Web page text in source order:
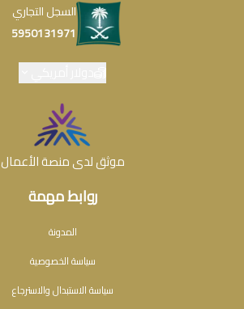
روابط مهمة
المدونة
سياسة الخصوصية
سياسة الاستبدال والاسترجاع
السجل التجاري
5950131971
موثق لدى منصة الأعمال